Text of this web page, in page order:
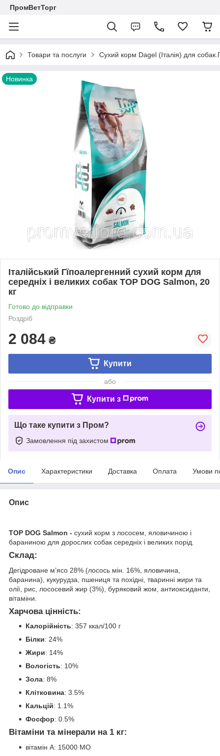
ПромВетТорг
Товари та послуги Сухий корм Dagel (Італія) для
Новинка
Італійський Гїпоалергенний сухий корм для
середніх і великих собак TOP DOG Salmon, 20
кг
Готово до відправки
Роздріб
2 084 ₴
Купити
або
Купити з
Що таке купити з Пром?
Замовлення під захистом
Опис Характеристики Доставка Оплата Умови
Опис
TOP DOG Salmon - сухий корм з лососем, яловичиною і
бараниною для дорослих собак середніх і великих порід.
Склад:
Дегідроване м’ясо 28% (лосось мін. 16%, яловичина,
баранина), кукурудза, пшениця та похідні, тваринні жири та
олії, рис, лососевий жир (3%), буряковий жом, антиоксиданти,
вітаміни.
Харчова цінність:
Калорійність: 357 ккал/100 г
Білки: 24%
Жири: 14%
Вологість: 10%
Зола: 8%
Клітковина: 3.5%
Кальцій: 1.1%
Фосфор: 0.5%
Вітаміни та мінерали на 1 кг:
вітамін А: 15000 МО